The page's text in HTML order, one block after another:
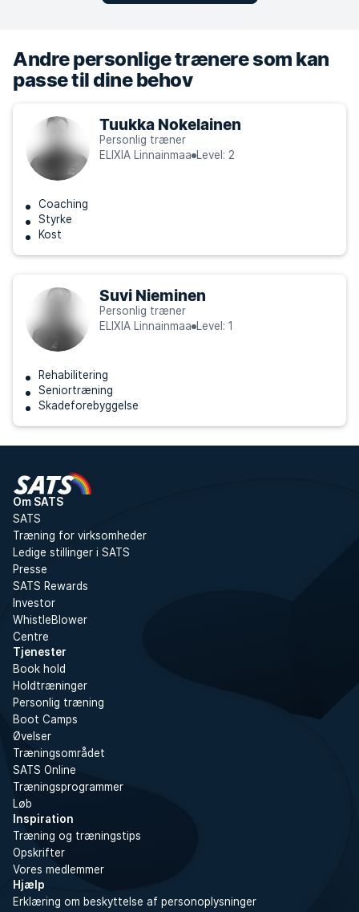
Andre personlige trænere som kan
passe til dine behov
Tuukka Nokelainen
Personlig træner
ELIXIA Linnainmaa
Level: 2
Coaching
Styrke
Kost
Suvi Nieminen
Personlig træner
ELIXIA Linnainmaa
Level: 1
Rehabilitering
Seniortræning
Skadeforebyggelse
Om SATS
SATS
Træning for virksomheder
Ledige stillinger i SATS
Presse
SATS Rewards
Investor
WhistleBlower
Centre
Tjenester
Book hold
Holdtræninger
Personlig træning
Boot Camps
Øvelser
Træningsområdet
SATS Online
Træningsprogrammer
Løb
Inspiration
Træning og træningstips
Opskrifter
Vores medlemmer
Hjælp
Erklæring om beskyttelse af personoplysninger